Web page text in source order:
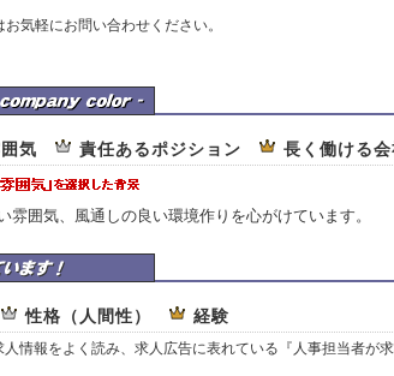
気軽にお問い合わせください。
ラー
気 責任あるポジション 長く働ける会
雰囲気、風通しの良い環境作りを心がけています。
重視しています
性格（人間性） 経験
情報をよく読み、求人広告に表れている『人事担当者が